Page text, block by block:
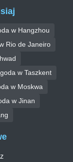
w Hangzhou
Rio de Janeiro
w Taszkent
w Moskwa
w Jinan